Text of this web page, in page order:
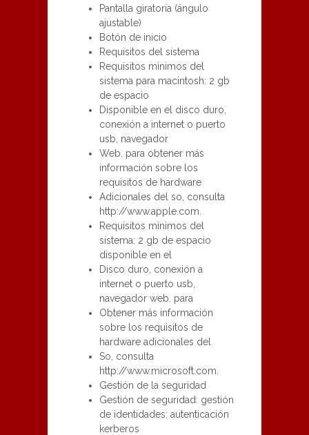
Pantalla giratoria (ángulo
ajustable)
Botón de inicio
Requisitos del sistema
Requisitos mìnimos del
sistema para macintosh: 2 gb
de espacio
Disponible en el disco duro,
conexión a internet o puerto
usb, navegador
Web. para obtener más
información sobre los
requisitos de hardware
Adicionales del so, consulta
http://www.apple.com.
Requisitos mìnimos del
sistema: 2 gb de espacio
disponible en el
Disco duro, conexión a
internet o puerto usb,
navegador web. para
Obtener más información
sobre los requisitos de
hardware adicionales del
So, consulta
http://www.microsoft.com.
Gestión de la seguridad
Gestión de seguridad: gestión
de identidades: autenticación
kerberos